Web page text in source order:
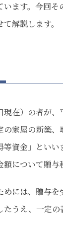
います。今回
解説します。
現在）の者が
の家屋の新築
等資金」とい
について贈与
めには、贈与
うえ、一定